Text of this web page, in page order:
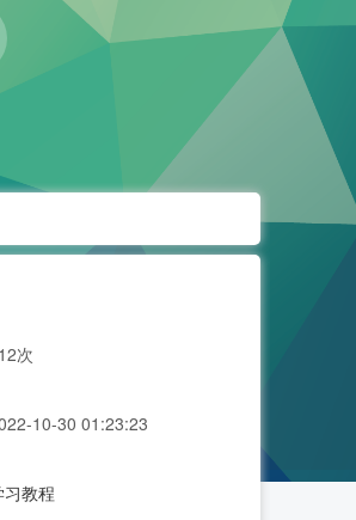
次
10-30 01:23:23
习教程